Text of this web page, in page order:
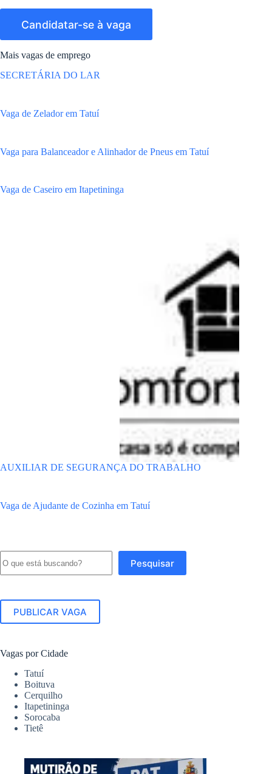
Mais vagas de emprego
SECRETÁRIA DO LAR
Vaga de Zelador em Tatuí
Vaga para Balanceador e Alinhador de Pneus em Tatuí
Vaga de Caseiro em Itapetininga
AUXILIAR DE SEGURANÇA DO TRABALHO
Vaga de Ajudante de Cozinha em Tatuí
Pesquisar
PUBLICAR VAGA
Vagas por Cidade
Tatuí
Boituva
Cerquilho
Itapetininga
Sorocaba
Tietê